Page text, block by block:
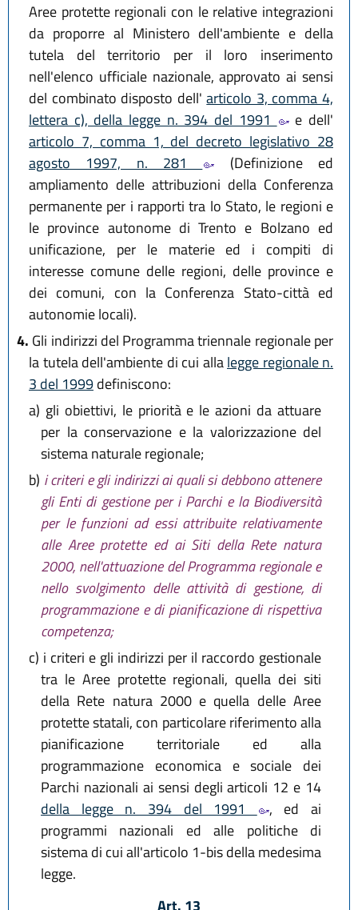
Aree protette regionali con le relative integrazioni
da proporre al Ministero dell'ambiente e della
tutela del territorio per il loro inserimento
nell'elenco ufficiale nazionale, approvato ai sensi
del combinato disposto dell'articolo 3, comma 4,
lettera c), della legge n. 394 del 1991
e dell'
articolo 7, comma 1, del decreto legislativo 28
agosto 1997, n. 281
(Definizione ed
ampliamento delle attribuzioni della Conferenza
permanente per i rapporti tra lo Stato, le regioni e
le province autonome di Trento e Bolzano ed
unificazione, per le materie ed i compiti di
interesse comune delle regioni, delle province e
dei comuni, con la Conferenza Stato-città ed
autonomie locali).
4. Gli indirizzi del Programma triennale regionale per
la tutela dell'ambiente di cui allalegge regionale n.
3 del 1999definiscono:
a) gli obiettivi, le priorità e le azioni da attuare
per la conservazione e la valorizzazione del
sistema naturale regionale;
b) i criteri e gli indirizzi ai quali si debbono attenere
gli Enti di gestione per i Parchi e la Biodiversità
per le funzioni ad essi attribuite relativamente
alle Aree protette ed ai Siti della Rete natura
2000, nell'attuazione del Programma regionale e
nello svolgimento delle attività di gestione, di
programmazione e di pianificazione di rispettiva
competenza;
c) i criteri e gli indirizzi per il raccordo gestionale
tra le Aree protette regionali, quella dei siti
della Rete natura 2000 e quella delle Aree
protette statali, con particolare riferimento alla
pianificazione territoriale ed alla
programmazione economica e sociale dei
Parchi nazionali ai sensi degli articoli 12 e 14
della legge n. 394 del 1991
, ed ai
programmi nazionali ed alle politiche di
sistema di cui all'articolo 1-bis della medesima
legge.
Art. 13